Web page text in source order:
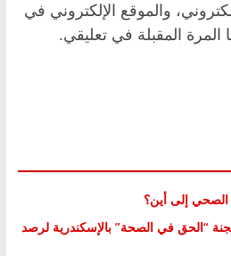
والموقع الإلكتروني في
المرة المقبلة في تعليقي.
إلى أين؟
“الحق في الصحة” بالإسكندرية لرصد